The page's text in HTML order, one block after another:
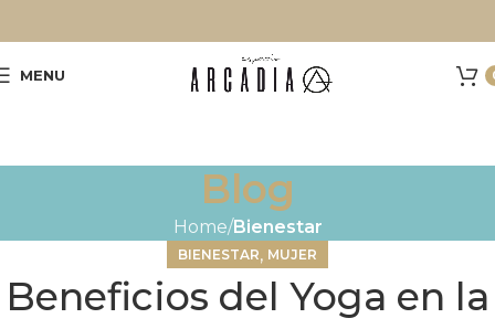
MENU
Blog
Home Bienestar
BIENESTAR, MUJER
Beneficios del Yoga en la